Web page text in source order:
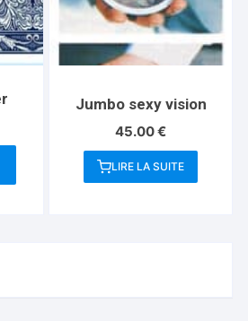
Jumbo sexy vision
45.00€
LIRE LA SUITE